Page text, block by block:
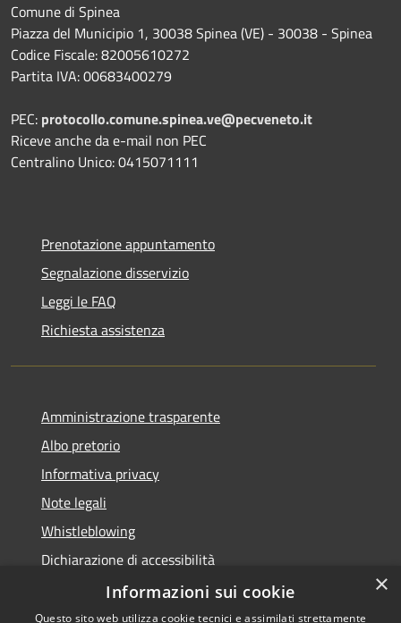
Comune di Spinea
Piazza del Municipio 1, 30038 Spinea (VE) - 30038 - Spinea
Codice Fiscale: 82005610272
Partita IVA: 00683400279
PEC: protocollo.comune.spinea.ve@pecveneto.it
Riceve anche da e-mail non PEC
Centralino Unico: 0415071111
Prenotazione appuntamento
Segnalazione disservizio
Leggi le FAQ
Richiesta assistenza
Amministrazione trasparente
Albo pretorio
Informativa privacy
Note legali
Whistleblowing
Dichiarazione di accessibilità
Obiettivi di accessibilità
×
Informazioni sui cookie
Questo sito web utilizza cookie tecnici e assimilati strettamente